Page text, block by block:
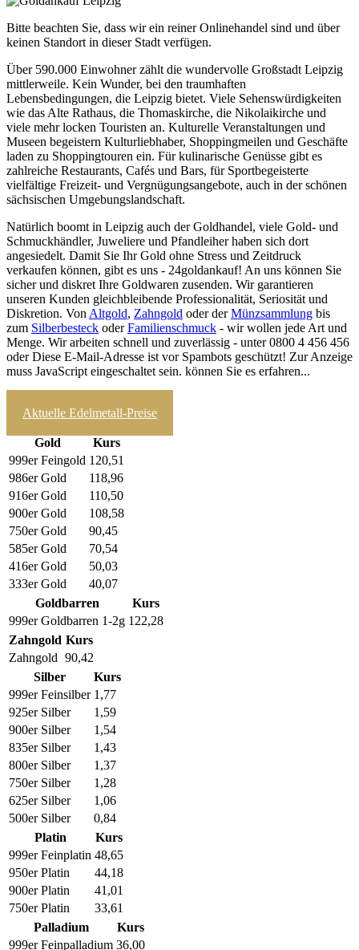
Bitte beachten Sie, dass wir ein reiner Onlinehandel sind und über
keinen Standort in dieser Stadt verfügen.
Über 590.000 Einwohner zählt die wundervolle Großstadt Leipzig
mittlerweile. Kein Wunder, bei den traumhaften
Lebensbedingungen, die Leipzig bietet. Viele Sehenswürdigkeiten
wie das Alte Rathaus, die Thomaskirche, die Nikolaikirche und
viele mehr locken Touristen an. Kulturelle Veranstaltungen und
Museen begeistern Kulturliebhaber, Shoppingmeilen und Geschäfte
laden zu Shoppingtouren ein. Für kulinarische Genüsse gibt es
zahlreiche Restaurants, Cafés und Bars, für Sportbegeisterte
vielfältige Freizeit- und Vergnügungsangebote, auch in der schönen
sächsischen Umgebungslandschaft.
Natürlich boomt in Leipzig auch der Goldhandel, viele Gold- und
Schmuckhändler, Juweliere und Pfandleiher haben sich dort
angesiedelt. Damit Sie Ihr Gold ohne Stress und Zeitdruck
verkaufen können, gibt es uns - 24goldankauf! An uns können Sie
sicher und diskret Ihre Goldwaren zusenden. Wir garantieren
unseren Kunden gleichbleibende Professionalität, Seriosität und
Diskretion. Von Altgold, Zahngold oder derMünzsammlung bis
zum Silberbesteck oderFamilienschmuck - wir wollen jede Art und
Menge. Wir arbeiten schnell und zuverlässig - unter 0800 4 456 456
oderDiese E-Mail-Adresse ist vor Spambots geschützt! Zur Anzeige
muss JavaScript eingeschaltet sein. können Sie es erfahren...
Aktuelle Edelmetall-Preise
Gold
Kurs
999er Feingold 120,51
986er Gold
118,96
916er Gold
110,50
900er Gold
108,58
750er Gold
90,45
585er Gold
70,54
416er Gold
50,03
333er Gold
40,07
Goldbarren
Kurs
999er Goldbarren 1-2g 122,28
Zahngold Kurs
Zahngold 90,42
Silber
Kurs
999er Feinsilber 1,77
925er Silber
1,59
900er Silber
1,54
835er Silber
1,43
800er Silber
1,37
750er Silber
1,28
625er Silber
1,06
500er Silber
0,84
Platin
Kurs
999er Feinplatin 48,65
950er Platin
44,18
900er Platin
41,01
750er Platin
33,61
Palladium
Kurs
999er Feinpalladium 36,00